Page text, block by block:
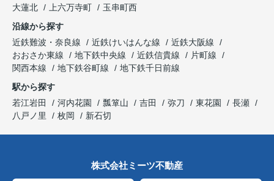
大蓮北
上六万寺町
玉串町西
沿線から探す
近鉄難波・奈良線
近鉄けいはんな線
近鉄大阪線
おおさか東線
地下鉄中央線 近鉄信貴線
片町線
関西本線
地下鉄谷町線
地下鉄千日前線
駅から探す
若江岩田
河内花園 瓢箪山 吉田 弥刀 東花園
長瀬
八戸ノ里
枚岡 新石切
株式会社ミーツ不動産